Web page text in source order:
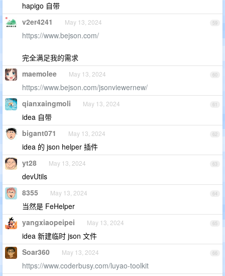
hapigo 自带
59
v2er4241 May 13, 2024
https://www.bejson.com/
完全满足我的需求
60
maemolee May 13, 2024
https://www.bejson.com/jsonviewernew/
61
qianxaingmoli May 13, 2024
idea 自带
62
bigant071 May 13, 2024
idea 的 json helper 插件
63
yt28 May 13, 2024
devUtils
64
8355 May 13, 2024
当然是 FeHelper
65
yangxiaopeipei May 13, 2024
idea 新建临时 json 文件
66
Soar360 May 13, 2024
https://www.coderbusy.com/luyao-toolkit